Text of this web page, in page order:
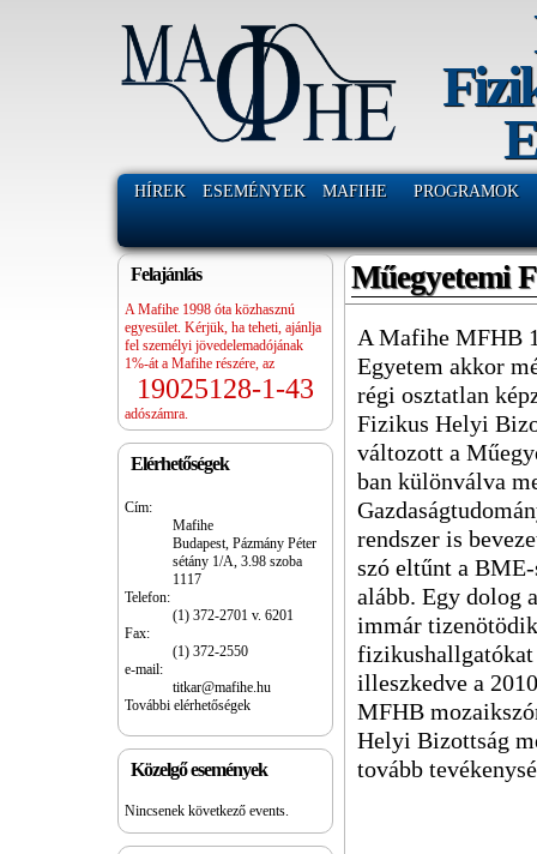
HÍREK ESEMÉNYEK MAFIHE PROGRAMOK
Felajánlás
A Mafihe 1998 óta közhasznú
egyesület. Kérjük, ha teheti, ajánlja
fel személyi jövedelemadójának
1%-át a Mafihe részére, az
19025128-1-43
adószámra.
Elérhetőségek
Cím:
Mafihe
Budapest, Pázmány Péter
sétány 1/A, 3.98 szoba
1117
Telefon:
(1) 372-2701 v. 6201
Fax:
(1) 372-2550
e-mail:
titkar@mafihe.hu
További elérhetőségek
Közelgő események
Nincsenek következő events.
Műegyetemi
A Mafihe MFHB
Egyetem akkor
régi osztatlan
Fizikus Helyi
változott a
ban különválva
rendszer is
szó eltűnt a
alább. Egy dolog
immár
fizikushallgatókat
illeszkedve a
MFHB
Helyi Bizottság
tovább